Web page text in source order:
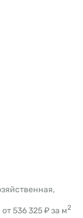
,
от 536 325 ₽ за м2